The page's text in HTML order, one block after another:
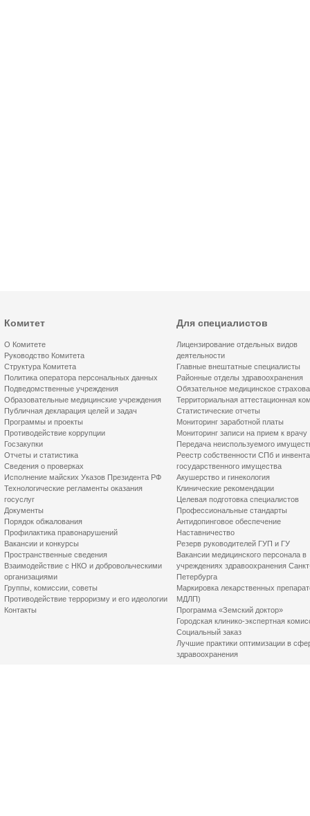
Комитет
О Комитете
Руководство Комитета
Структура Комитета
Политика оператора персональных данных
Подведомственные учреждения
Образовательные медицинские учреждения
Публичная декларация целей и задач
Программы и проекты
Противодействие коррупции
Госзакупки
Отчеты и статистика
Сведения о проверках
Исполнение майских Указов Президента РФ
Технологические регламенты оказания
госуслуг
Документы
Порядок обжалования
Профилактика правонарушений
Вакансии и конкурсы
Пространственные сведения
Взаимодействие с НКО и добровольческими
организациями
Группы, комиссии, советы
Противодействие терроризму и его идеологии
Контакты
Для специалистов
Лицензирование отдельных видов
деятельности
Главные внештатные специалисты
Районные отделы здравоохранения
Обязательное медицинское
Территориальная аттестационная
Статистические отчеты
Мониторинг заработной платы
Мониторинг записи на прием к врачу
Передача неиспользуемого
Реестр собственности СПб и
государственного имущества
Акушерство и гинекология
Клинические рекомендации
Целевая подготовка специалистов
Профессиональные стандарты
Антидопинговое обеспечение
Наставничество
Резерв руководителей ГУП и ГУ
Вакансии медицинского персонала в
учреждениях здравоохранения
Петербурга
Маркировка лекарственных
МДЛП)
Программа «Земский доктор»
Городская клинико-экспертная
Социальный заказ
Лучшие практики оптимизации в
здравоохранения